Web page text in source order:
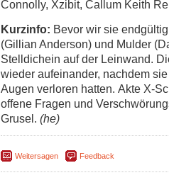
Connolly, Xzibit, Callum Keith
Kurzinfo: Bevor wir sie
(Gillian Anderson) und Mulder
Stelldichein auf der Leinwand.
wieder aufeinander, nachdem
Augen verloren hatten. Akte X-
offene Fragen und
Grusel. (he)
Weitersagen Feedback